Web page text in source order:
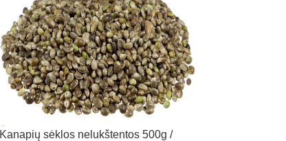
Kanapių sėklos nelukštentos 500g /